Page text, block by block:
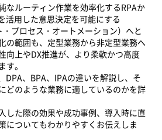
なルーティン作業を効率化するRPAか
活用した意思決定を可能にする
プロセス・オートメーション）へと
の範囲も、定型業務から非定型業務へ
向上やDX推進が、より柔軟かつ高度
。
DPA、BPA、IPAの違いを解説し、そ
どのような業務に適しているのかを詳
した際の効果や成功事例、導入時に直
についてもわかりやすくお伝えしま